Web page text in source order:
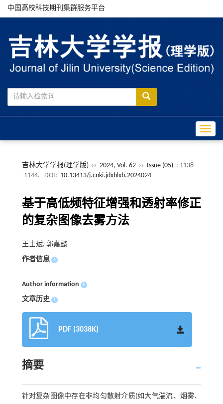
中国高校科技期刊集群服务平台
吉林大学学报(理学版) ›› 2024, Vol. 62 ›› Issue (05) : 1138
-1144.
DOI: 10.13413/j.cnki.jdxblxb.2024024
基于高低频特征增强和透射率修正
的复杂图像去雾方法
王士斌, 郭嘉懿
作者信息 +
Author information +
文章历史 +
PDF (3038K)
摘要
针对复杂图像中存在非均匀散射介质(如大气湍流、烟雾、